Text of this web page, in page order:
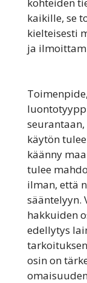
kaikille, se
kielteisesti
ja
käytön
käänny
tulee
ilman, että
sääntelyyn.
hakkuiden
edellytys
osin on